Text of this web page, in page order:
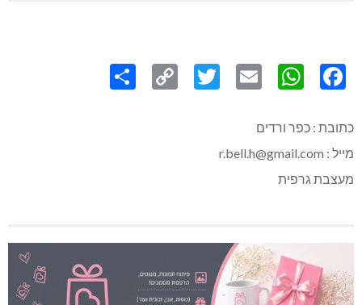
Link
כתובת : כפר ורדים
מייל : r.bell.h@gmail.com
מעצבת גרפית